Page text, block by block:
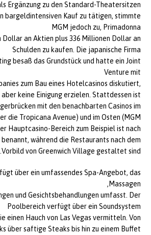
Ergänzung zu den Standard-Theatersitzen.
bargeldintensiven Kauf zu tätigen, stimmte
MGM jedoch zu, Primadonna
Dollar an Aktien plus 336 Millionen Dollar an
Schulden zu kaufen. Die japanische Firma
besaß das Grundstück und hatte ein Joint
Venture mit
zum Bau eines Hotelcasinos diskutiert,
aber keine Einigung erzielen. Stattdessen ist
mit den benachbarten Casinos im
die Tropicana Avenue) und im Osten (MGM
Hauptcasino-Bereich zum Beispiel ist nach
während die Restaurants nach dem
Vorbild von Greenwich Village gestaltet sind.
über ein umfassendes Spa-Angebot, das
Massagen,
und Gesichtsbehandlungen umfasst. Der
Poolbereich verfügt über ein Soundsystem
einen Hauch von Las Vegas vermitteln. Von
über saftige Steaks bis hin zu einem Buffet